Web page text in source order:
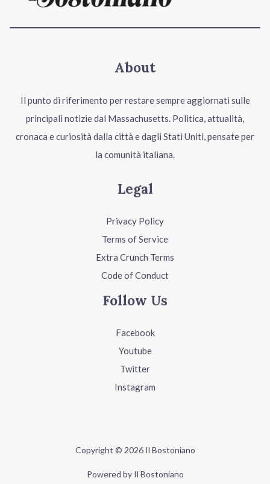
About
Il punto di riferimento per restare sempre aggiornati sulle
principali notizie dal Massachusetts. Politica, attualità,
cronaca e curiosità dalla città e dagli Stati Uniti, pensate per
la comunità italiana.
Legal
Privacy Policy
Terms of Service
Extra Crunch Terms
Code of Conduct
Follow Us
Facebook
Youtube
Twitter
Instagram
Copyright © 2026 Il Bostoniano
Powered by Il Bostoniano